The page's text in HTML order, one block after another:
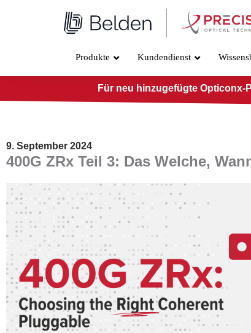
Produkte Kundendienst
Für neu hinzugefügte Opticonx-
9. September 2024
400G ZRx Teil 3: Das Welche,